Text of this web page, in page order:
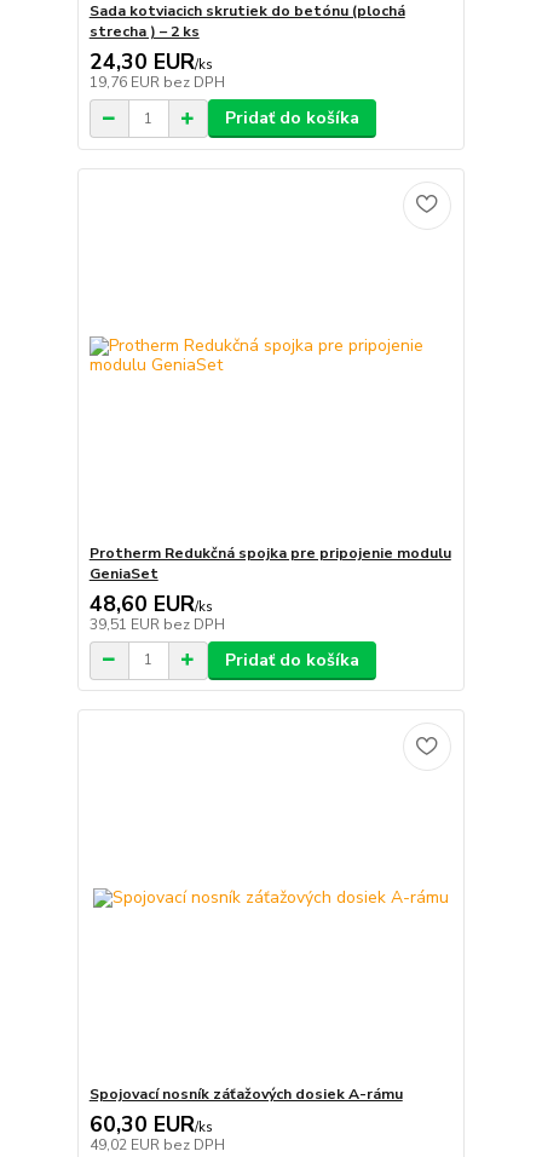
Sada kotviacich skrutiek do betónu (plochá
strecha ) – 2 ks
24,30 EUR/ks
19,76 EUR bez DPH
Pridať do košíka
Protherm Redukčná spojka pre pripojenie modulu
GeniaSet
48,60 EUR/ks
39,51 EUR bez DPH
Pridať do košíka
Spojovací nosník záťažových dosiek A-rámu
60,30 EUR/ks
49,02 EUR bez DPH